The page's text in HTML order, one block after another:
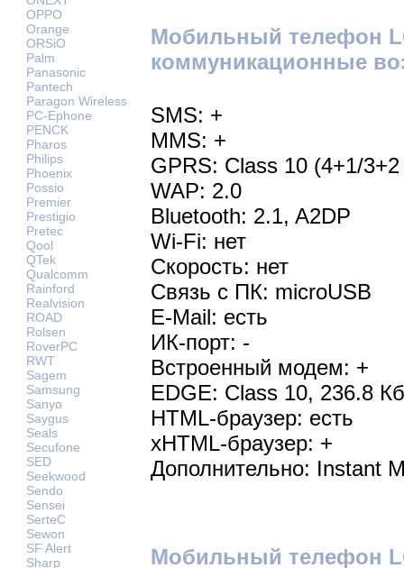
OPPO
Orange
ORSiO
Palm
Panasonic
Pantech
Paragon Wireless
PC-Ephone
PENCK
Pharos
Philips
Phoenix
Possio
Premier
Prestigio
Pretec
Qool
QTek
Qualcomm
Rainford
Realvision
ROAD
Rolsen
RoverPC
RWT
Sagem
Samsung
Sanyo
Saygus
Seals
Secufone
SED
Seekwood
Sendo
Sensei
SerteC
Sewon
SF Alert
Sharp
Мобильный телефон
коммуникационные
SMS: +
MMS: +
GPRS: Class 10 (4+1/
WAP: 2.0
Bluetooth: 2.1, A2DP
Wi-Fi: нет
Скорость: нет
Связь с ПК: microUSB
E-Mail: есть
ИК-порт: -
Встроенный модем: +
EDGE: Class 10, 236.8
HTML-браузер: есть
xHTML-браузер: +
Дополнительно: Instant
Мобильный телефон